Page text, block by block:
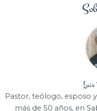
Luis
Pastor, teólogo, esposo
más de 50 años, en